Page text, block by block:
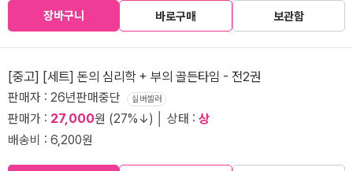
장바구니 바로구매 보관함
[중고] [세트] 돈의 심리학 + 부의 골든타임 - 전2권
판매자 : 26년판매중단 실버셀러
판매가 : 27,000원 (27%↓) │ 상태 : 상
배송비 : 6,200원